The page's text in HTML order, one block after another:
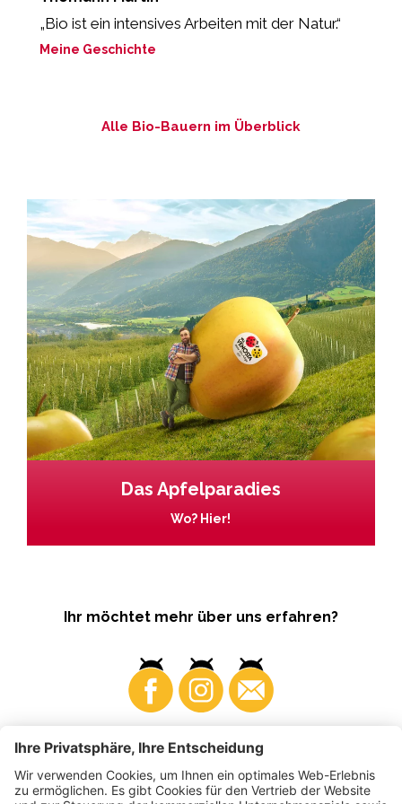
„Bio ist ein intensives Arbeiten mit der Natur.“
Meine Geschichte
Alle Bio-Bauern im Überblick
Das Apfelparadies
Wo? Hier!
Ihr möchtet mehr über uns erfahren?
Business Produzenten